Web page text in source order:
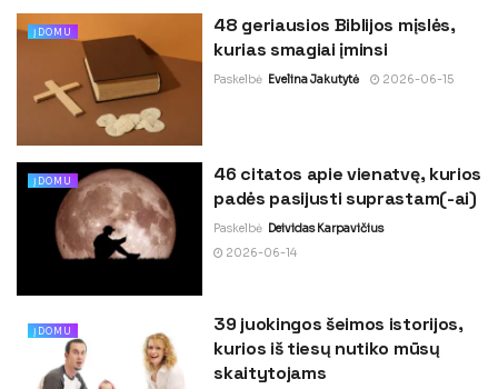
ĮDOMU
48 geriausios Biblijos mįslės,
kurias smagiai įminsi
Paskelbė Evelina Jakutytė 2026-06-15
ĮDOMU
46 citatos apie vienatvę, kurios
padės pasijusti suprastam(-ai)
Paskelbė Deividas Karpavičius
2026-06-14
ĮDOMU
39 juokingos šeimos istorijos,
kurios iš tiesų nutiko mūsų
skaitytojams